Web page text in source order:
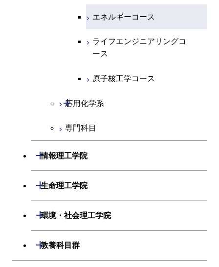
エンジニアリングデザイン
コース
エンジニアリングデザイン
コース
電気電子コース
エネルギーコース
ース
原子核工学コース
情報通信コース
コース
ライフエンジニアリングコ
経営工学系
コース
エネルギーコース
ライフエンジニアリングコ
ース
原子核工学コース
応用化学系
開閉
応用化学コース
原子核工学コース
専門科目
情報理工学院
開閉
数理・計算科学系
開閉
知能情報コース
情報工学コース
専門科目
生命理工学院
開閉
生命理工学系
開閉
ライフエンジニアリングコ
環境・社会理工学院
開閉
建築学系
開閉
教養科目群
開閉